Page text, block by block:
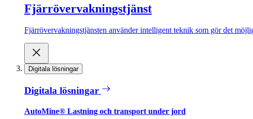
Fjärrövervakningstjänst
Fjärrövervakningstjänsten använder intelligent teknik som gör det
Digitala lösningar
Digitala lösningar
AutoMine® Lastning och transport under jord